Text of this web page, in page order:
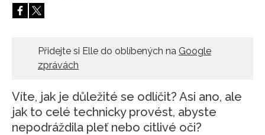
HOME
Přidejte si Elle do oblíbených na Google
zprávách
Víte, jak je důležité se odlíčit? Asi ano, ale
jak to celé technicky provést, abyste
nepodráždila pleť nebo citlivé oči?